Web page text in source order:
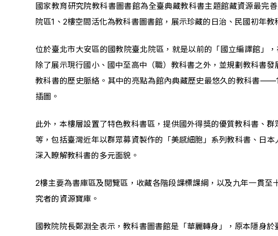
國家教育研究院教科書圖書館為全臺典藏教科書主題館藏資源最完
院區1、2樓空間活化為教科書圖書館，展示珍藏的日治、民國初年
位於臺北市大安區的國教院臺北院區，就是以前的「國立編譯館」
除了展示現行國小、國中至高中（職）教科書之外，並規劃教科書
教科書的歷史脈絡。其中的亮點為館內典藏歷史最悠久的教科書
插圖。
此外，本樓層設置了特色教科書區，提供國外得獎的優質教科書、
等，包括臺灣近年以群眾募資製作的「美感細胞」系列教科書、日
深入瞭解教科書的多元面貌。
2樓主要為書庫區及閱覽區，收藏各階段課標課綱，以及九年一貫
究者的資源寶庫。
國教院院長鄭淵全表示，教科書圖書館是「華麗轉身」，原本隱身